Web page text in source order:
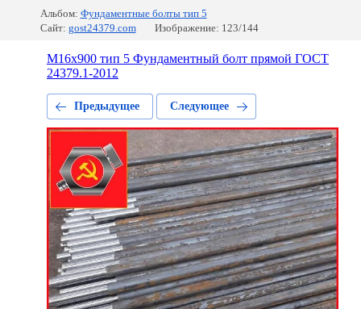
Альбом: Фундаментные болты тип 5
Сайт: gost24379.com Изображение: 123/144
М16x900 тип 5 Фундаментный болт прямой ГОСТ
24379.1-2012
Предыдущее Следующее